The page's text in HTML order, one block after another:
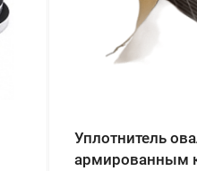
Уплотнитель
армированным